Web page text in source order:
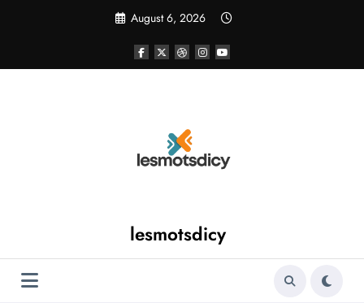
August 6, 2026
lesmotsdicy